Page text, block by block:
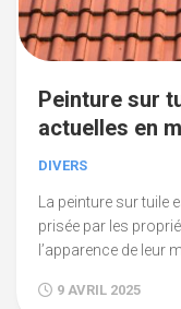
Peinture sur
actuelles en
DIVERS
La peinture sur
prisée par les
l’apparence de leur
9 AVRIL 2025